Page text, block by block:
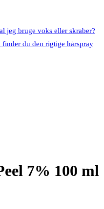
jeg bruge voks eller skraber?
finder du den rigtige hårspray
7% 100 ml